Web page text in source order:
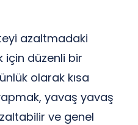
azaltmadaki
için düzenli bir
olarak kısa
yavaş yavaş
ve genel